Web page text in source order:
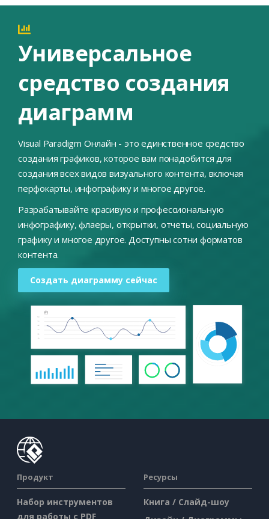
Универсальное
средство создания
диаграмм
Visual Paradigm Онлайн - это единственное средство
создания графиков, которое вам понадобится для
создания всех видов визуального контента, включая
перфокарты, инфографику и многое другое.
Разрабатывайте красивую и профессиональную
инфографику, флаеры, открытки, отчеты, социальную
графику и многое другое. Доступны сотни форматов
контента.
Создать диаграмму сейчас
Продукт
Набор инструментов
для работы с PDF
Ресурсы
Книга / Слайд-шоу